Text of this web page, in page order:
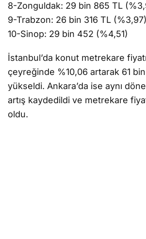
8-Zonguldak: 29 bin 865 TL
9-Trabzon: 26 bin 316 TL (%3,97)
10-Sinop: 29 bin 452 (%4,51)
İstanbul’da konut metrekare fiyatı
çeyreğinde %10,06 artarak 61 bin
yükseldi. Ankara’da ise aynı
artış kaydedildi ve metrekare
oldu.